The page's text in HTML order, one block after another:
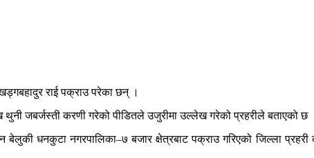
राई पक्राउ परेका छन् ।
जबर्जस्ती करणी गरेको पीडितले उजुरीमा उल्लेख गरेको प्रहरीले बताएको छ
बेलुकी धनकुटा नगरपालिका–७ बजार क्षेत्रबाट पक्राउ गरिएको जिल्ला